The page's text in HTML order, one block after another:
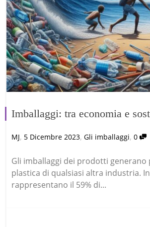
Imballaggi: tra economia e
MJ, 5 Dicembre 2023, Gli imballaggi, 0
Gli imballaggi dei prodotti
plastica di qualsiasi altra industria.
rappresentano il 59% di...